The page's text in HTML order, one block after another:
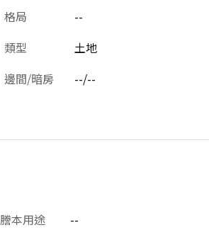
格局
--
類型
土地
邊間/暗房
--/--
謄本用途
--